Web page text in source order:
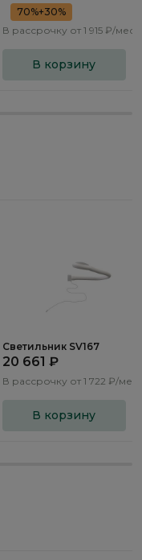
70%+30%
В рассрочку от 1 915 ₽/
В корзину
Светильник SV167
20 661 ₽
В рассрочку от 1 722 ₽/
В корзину